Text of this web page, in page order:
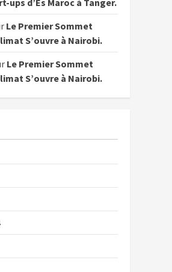
ups d’Es Maroc à Tanger.
Le Premier Sommet
S’ouvre à Nairobi.
Le Premier Sommet
S’ouvre à Nairobi.